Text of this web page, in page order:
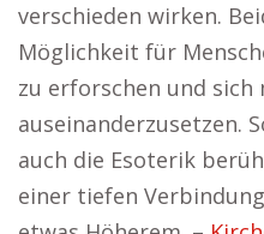
verschieden wirken.
Möglichkeit für
zu erforschen und sich
auseinanderzusetzen.
auch die Esoterik
einer tiefen